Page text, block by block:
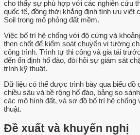
cho thấy sự phù hợp với các nghiên cứu
quốc tế, đồng thời khẳng định tính ưu việt
Soil trong mô phỏng đất mềm.
Việc bố trí hệ chống với độ cứng và
then chốt để kiểm soát chuyển vị tường
công trình. Trình tự thi công và gia tải
đến ổn định hố đào, đòi hỏi sự giám sát
trình kỹ thuật.
Dữ liệu có thể được trình bày qua biểu đồ
chiều sâu và bề rộng hố đào, bảng so
các mô hình đất, và sơ đồ bố trí hệ chống
thuật.
Đề xuất và khuyến nghị